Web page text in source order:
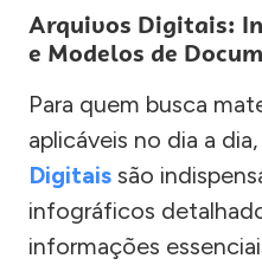
Arquivos Digitais:
e Modelos de
Para quem busca
aplicáveis no dia a
Digitais são
infográficos
informações